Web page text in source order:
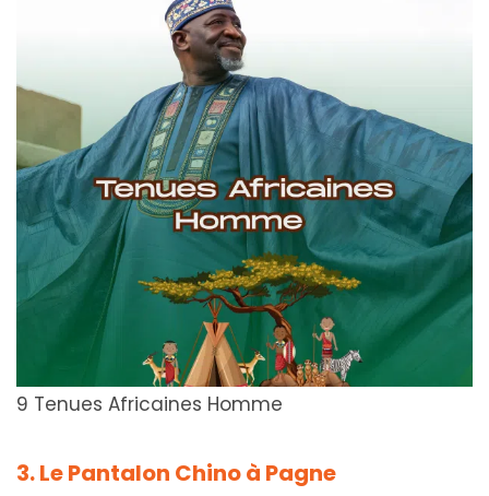
9 Tenues Africaines Homme
3. Le Pantalon Chino à Pagne